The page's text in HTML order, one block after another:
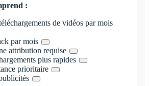
:
de vidéos par mois
par mois
attribution requise
plus rapides
prioritaire